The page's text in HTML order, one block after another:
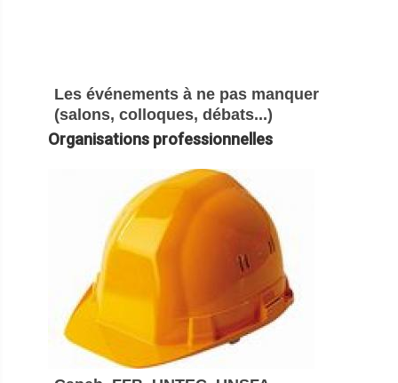
Les événements à ne pas manquer
(salons, colloques, débats...)
Organisations professionnelles